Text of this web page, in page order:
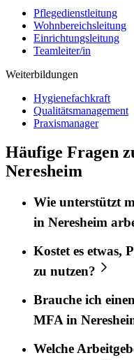
Pflegedienstleitung
Wohnbereichsleitung
Einrichtungsleitung
Teamleiter/in
Weiterbildungen
Hygienefachkraft
Qualitätsmanagement
Praxismanager
Häufige Fragen
Neresheim
Wie unterstützt
in Neresheim
Kostet es etwas,
zu nutzen?
Brauche ich
MFA in
Welche